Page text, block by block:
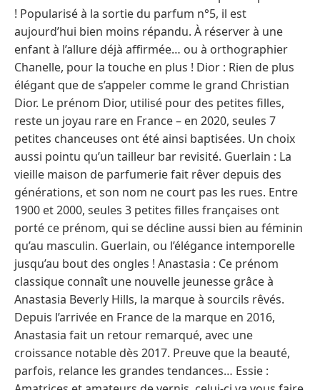
! Popularisé à la sortie du parfum n°5, il est
aujourd’hui bien moins répandu. À réserver à une
enfant à l’allure déjà affirmée… ou à orthographier
Chanelle, pour la touche en plus ! Dior : Rien de plus
élégant que de s’appeler comme le grand Christian
Dior. Le prénom Dior, utilisé pour des petites filles,
reste un joyau rare en France – en 2020, seules 7
petites chanceuses ont été ainsi baptisées. Un choix
aussi pointu qu’un tailleur bar revisité. Guerlain : La
vieille maison de parfumerie fait rêver depuis des
générations, et son nom ne court pas les rues. Entre
1900 et 2000, seules 3 petites filles françaises ont
porté ce prénom, qui se décline aussi bien au féminin
qu’au masculin. Guerlain, ou l’élégance intemporelle
jusqu’au bout des ongles ! Anastasia : Ce prénom
classique connaît une nouvelle jeunesse grâce à
Anastasia Beverly Hills, la marque à sourcils rêvés.
Depuis l’arrivée en France de la marque en 2016,
Anastasia fait un retour remarqué, avec une
croissance notable dès 2017. Preuve que la beauté,
parfois, relance les grandes tendances… Essie :